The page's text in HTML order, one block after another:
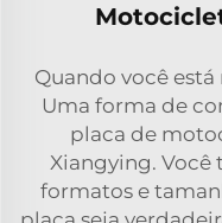
Quando você
Uma forma de
placa de
Xiangying. Você
formatos e